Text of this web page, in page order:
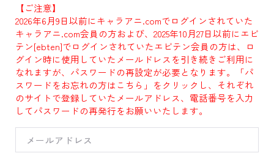
【ご注意】
2026年6月9日以前にキャラアニ.comでログインされていた
キャラアニ.com会員の方および、2025年10月27日以前にエビ
テン[ebten]でログインされていたエビテン会員の方は、ロ
グイン時に使用していたメールドレスを引き続きご利用に
なれますが、パスワードの再設定が必要となります。「パ
スワードをお忘れの方はこちら」をクリックし、それぞれ
のサイトで登録していたメールアドレス、電話番号を入力
してパスワードの再発行をお願いいたします。